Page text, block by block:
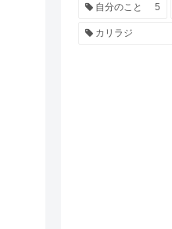
自分のこと 5
カリラジ